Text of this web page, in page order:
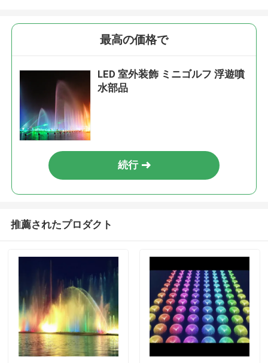
最高の価格で
LED 室外装飾 ミニゴルフ 浮遊噴
水部品
続行
推薦されたプロダクト